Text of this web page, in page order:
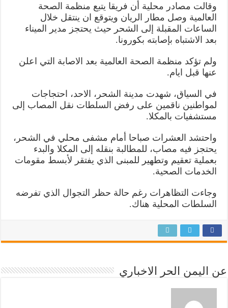
وقالت مصادر محلية أن فريقا يتبع منظمة الصحة
العالمية وصل مطار الريان ويتوقع ان ينتقل خلال
الساعات المقبلة إلى الشحر حيث يحتجز مدير الميناء
بعد الاشتباه بإصابته بكورونا.
ولم تؤكد منظمة الصحة العالمية بعد الاصابة التي اعلن
عنها قبل ايام.
في السياق، شهدت مدينة الشحر، الاحد، احتجاجات
لمواطنين ناقمين على رفض السلطات نقل المصاب إلى
مستشفيات بالمكلا.
واحتشد العشرات صباحا أمام مشفى محلي في الشحر،
يحتجز فيه مصاب، للمطالبة بنقله إلى المكلا والبدء
بعملية تعقيم وتطهير للمبنى الذي يفتقر لأبسط مقومات
الخدمات الصحية.
وجاءت التظاهرات رغم حالة حظر التجوال الذي تفرضه
السلطات المحلية هناك.
عن اليمن الحر الاخباري